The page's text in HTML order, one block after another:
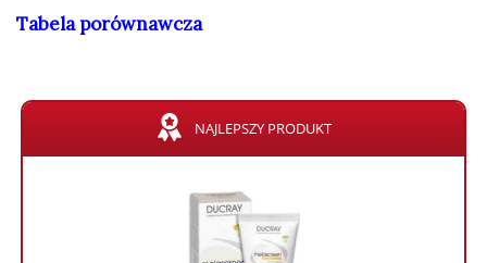
Tabela porównawcza
NAJLEPSZY PRODUKT